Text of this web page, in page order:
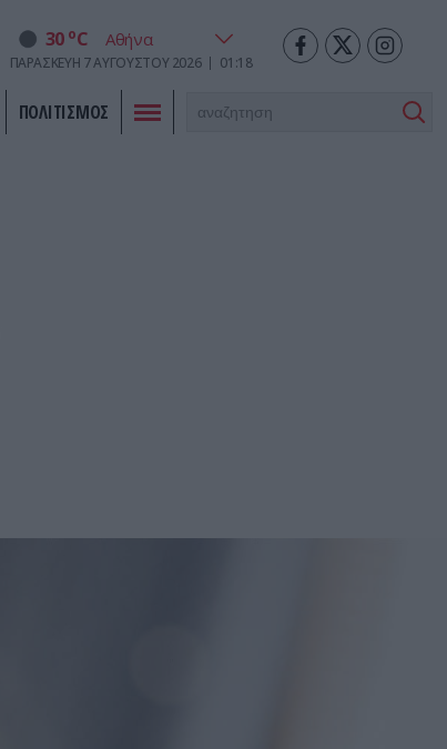
30 oC
ΠΑΡΑΣΚΕΥΉ 7ΑΥΓΟΎΣΤΟΥ 2026 01:18
ΠΟΛΙΤΙΣΜΟΣ